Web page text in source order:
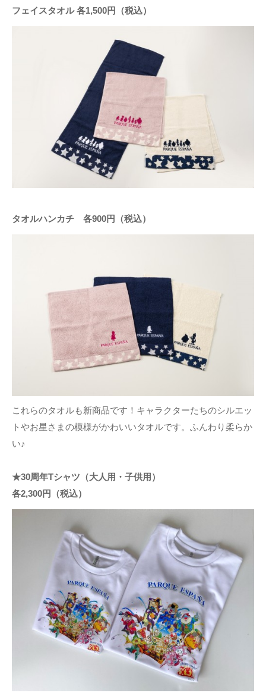
フェイスタオル 各1,500円（税込）
タオルハンカチ 各900円（税込）
これらのタオルも新商品です！キャラクターたちのシルエッ
トやお星さまの模様がかわいいタオルです。ふんわり柔らか
い♪
★30周年Tシャツ（大人用・子供用）
各2,300円（税込）